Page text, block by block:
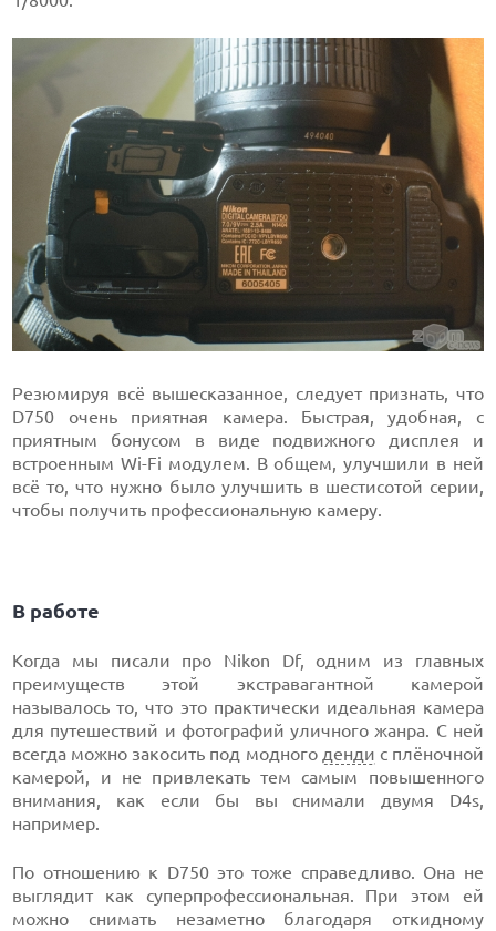
Резюмируя всё вышесказанное, следует признать, что
D750 очень приятная камера. Быстрая, удобная, с
приятным бонусом в виде подвижного дисплея и
встроенным Wi-Fi модулем. В общем, улучшили в ней
всё то, что нужно было улучшить в шестисотой серии,
чтобы получить профессиональную камеру.
В работе
Когда мы писали про Nikon Df, одним из главных
преимуществ этой экстравагантной камерой
называлось то, что это практически идеальная камера
для путешествий и фотографий уличного жанра. С ней
всегда можно закосить под модного денди с плёночной
камерой, и не привлекать тем самым повышенного
внимания, как если бы вы снимали двумя D4s,
например.
По отношению к D750 это тоже справедливо. Она не
выглядит как суперпрофессиональная. При этом ей
можно снимать незаметно благодаря откидному